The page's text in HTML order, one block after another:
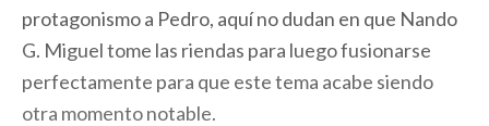
protagonismo a Pedro, aquí no dudan en que Nando
G. Miguel tome las riendas para luego fusionarse
perfectamente para que este tema acabe siendo
otra momento notable.